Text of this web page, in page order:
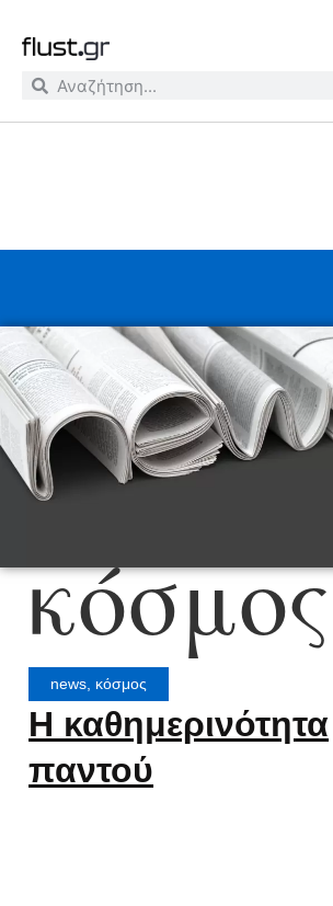
κόσμος
news κόσμος
Η καθημερινότητα
παντού